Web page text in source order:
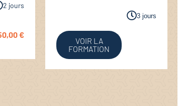
2 jours
€
3 jours
VOIR LA
FORMATION